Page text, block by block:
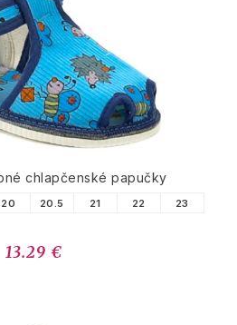
chlapčenské papučky
20 20.5 21 22
23
13.29 €